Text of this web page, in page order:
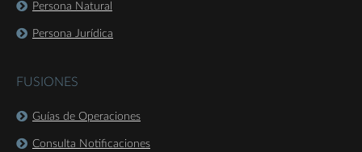
Persona Natural
Persona Jurídica
FUSIONES
Guías de Operaciones
Consulta Notificaciones